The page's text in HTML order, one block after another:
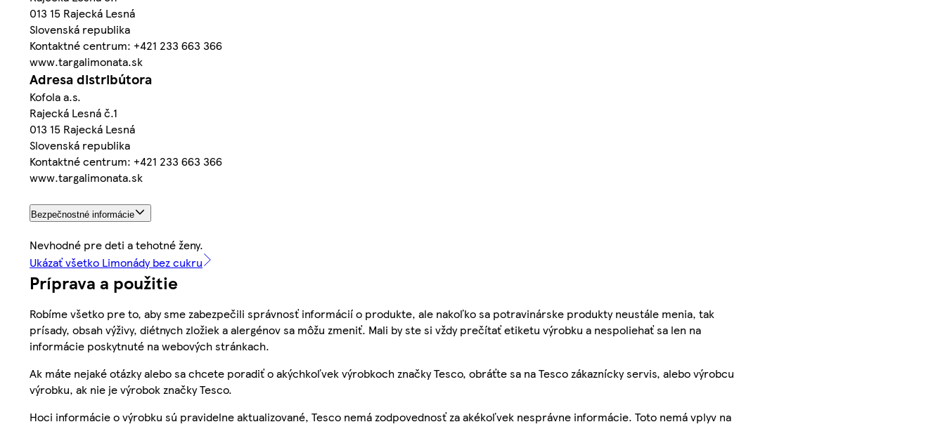
013 15 Rajecká Lesná
Slovenská republika
Kontaktné centrum: +421 233 663 366
www.targalimonata.sk
Adresa distribútora
Kofola a.s.
Rajecká Lesná č.1
013 15 Rajecká Lesná
Slovenská republika
Kontaktné centrum: +421 233 663 366
www.targalimonata.sk
Bezpečnostné informácie
Nevhodné pre deti a tehotné ženy.
Ukázať všetko Limonády bez cukru
Príprava a použitie
Robíme všetko pre to, aby sme zabezpečili správnosť informácií o produkte, ale nakoľko sa potravinárske produkty neustále menia, tak
prísady, obsah výživy, diétnych zložiek a alergénov sa môžu zmeniť. Mali by ste si vždy prečítať etiketu výrobku a nespoliehať sa len na
informácie poskytnuté na webových stránkach.
Ak máte nejaké otázky alebo sa chcete poradiť o akýchkoľvek výrobkoch značky Tesco, obráťte sa na Tesco zákaznícky servis, alebo výrobcu
výrobku, ak nie je výrobok značky Tesco.
Hoci informácie o výrobku sú pravidelne aktualizované, Tesco nemá zodpovednosť za akékoľvek nesprávne informácie. Toto nemá vplyv na